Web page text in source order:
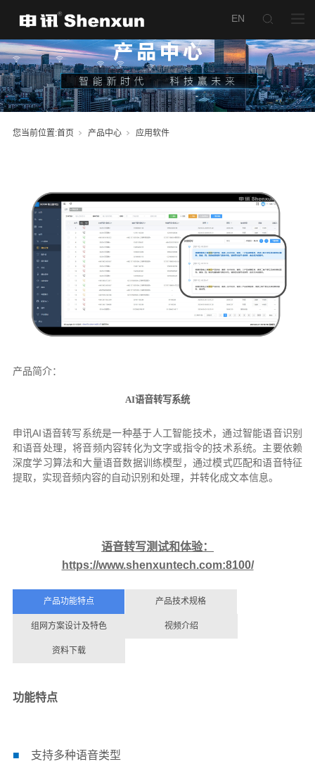
您当前位置:首页 产品中心 应用软件
产品简介：
AI语音转写系统
申讯AI语音转写系统是一种基于人工智能技术，通过智能语音识别
和语音处理，将音频内容转化为文字或指令的技术系统。主要依赖
深度学习算法和大量语音数据训练模型，通过模式匹配和语音特征
提取，实现音频内容的自动识别和处理，并转化成文本信息。
语音转写测试和体验：
https://www.shenxuntech.com:8100/
产品功能特点 产品技术规格
组网方案设计及特色 视频介绍
资料下载
功能特点
■ 支持多种语音类型